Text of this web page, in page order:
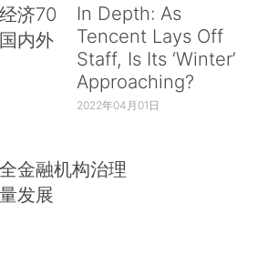
济70
内外
In Depth: As
Tencent Lays Off
Staff, Is Its ‘Winter’
Approaching?
2022年04月01日
金融机构治理
发展